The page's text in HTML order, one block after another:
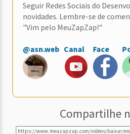
Seguir Redes Sociais do
novidades. Lembre-se de
"Vim pelo MeuZapZap!"
@asn.web Canal Face
Compartilhe